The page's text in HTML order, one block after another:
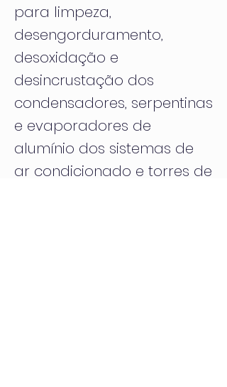
para limpeza,
desengorduramento,
desoxidação e
desincrustação dos
condensadores, serpentinas
e evaporadores de
alumínio dos sistemas de
ar condicionado e torres de